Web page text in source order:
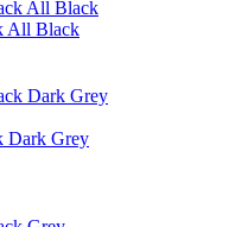
All Black
Dark Grey